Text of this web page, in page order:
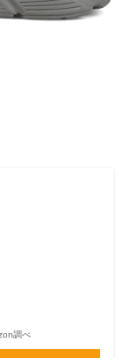
調べ